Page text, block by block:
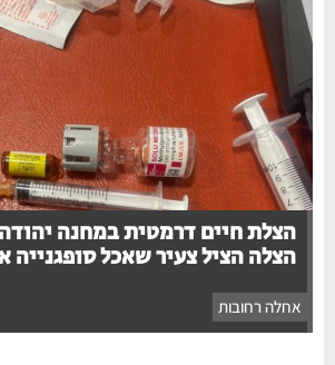
הצלת חיים דרמטית במחנה
הצלה הציל צעיר שאכל סופגנייה
אחלה רחובות